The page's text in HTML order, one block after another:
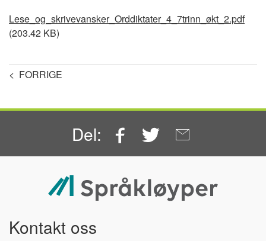
Document
Lese_og_skrivevansker_Orddiktater_4_7trinn_økt_2.pdf
(203.42 KB)
< FORRIGE
Del: Facebook
Twitter
Kontakt oss